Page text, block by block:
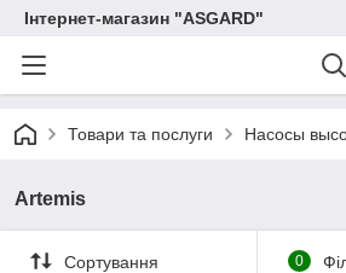
Інтернет-магазин "ASGARD"
Товари та послуги Насосы
Artemis
Сортування 0